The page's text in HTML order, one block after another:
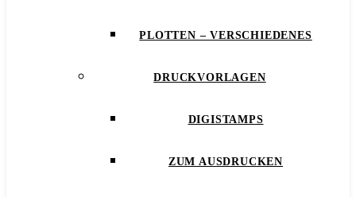
PLOTTEN – VERSCHIEDENES
DRUCKVORLAGEN
DIGISTAMPS
ZUM AUSDRUCKEN